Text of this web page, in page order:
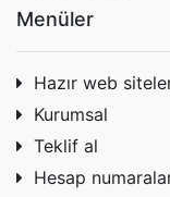
Menüler
Hazır web
Kurumsal
Teklif al
Hesap